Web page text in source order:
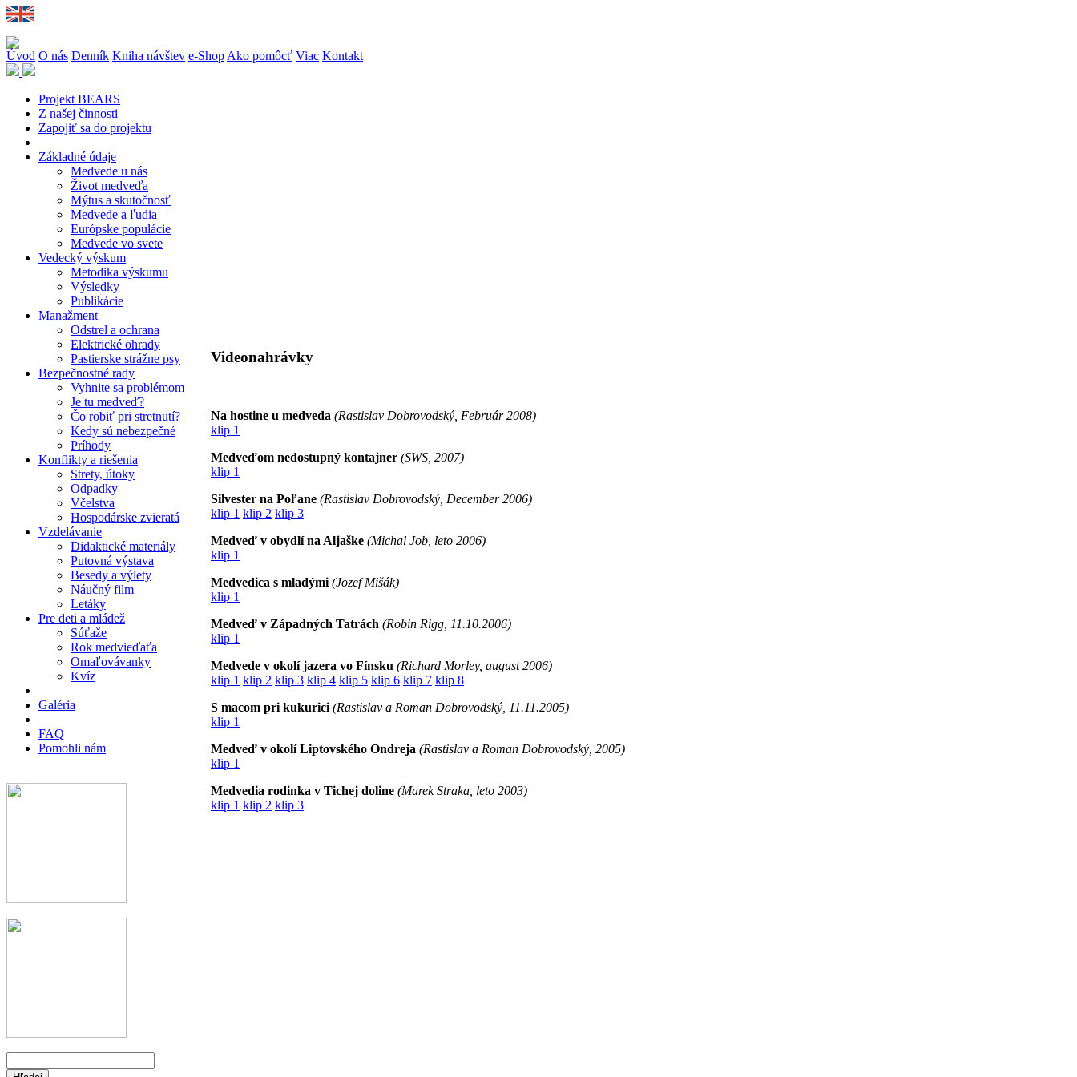
Úvod O nás Denník Kniha návštev e-Shop Ako pomôcť Viac Kontakt
Projekt BEARS
Z našej činnosti
Zapojiť sa do projektu
Základné údaje
Medvede u nás
Život medveďa
Mýtus a skutočnosť
Medvede a ľudia
Európske populácie
Medvede vo svete
Vedecký výskum
Metodika výskumu
Výsledky
Publikácie
Manažment
Odstrel a ochrana
Elektrické ohrady
Pastierske strážne psy
Bezpečnostné rady
Vyhnite sa problémom
Je tu medveď?
Čo robiť pri stretnutí?
Kedy sú nebezpečné
Príhody
Konflikty a riešenia
Strety, útoky
Odpadky
Včelstva
Hospodárske zvieratá
Vzdelávanie
Didaktické materiály
Putovná výstava
Besedy a výlety
Náučný film
Letáky
Pre deti a mládež
Súťaže
Rok medvieďaťa
Omaľovávanky
Kvíz
Galéria
FAQ
Pomohli nám
Videonahrávky
Na hostine u medveda (Rastislav Dobrovodský, Február 2008)
klip 1
Medveďom nedostupný kontajner (SWS, 2007)
klip 1
Silvester na Poľane (Rastislav Dobrovodský, December 2006)
klip 1 klip 2 klip 3
Medveď v obydlí na Aljaške (Michal Job, leto 2006)
klip 1
Medvedica s mladými (Jozef Mišák)
klip 1
Medveď v Západných Tatrách (Robin Rigg, 11.10.2006)
klip 1
Medvede v okolí jazera vo Fínsku (Richard Morley, august 2006)
klip 1 klip 2 klip 3 klip 4 klip 5 klip 6 klip 7 klip 8
S macom pri kukurici (Rastislav a Roman Dobrovodský, 11.11.2005)
klip 1
Medveď v okolí Liptovského Ondreja (Rastislav a Roman Dobrovodský, 2005)
klip 1
Medvedia rodinka v Tichej doline (Marek Straka, leto 2003)
klip 1 klip 2 klip 3